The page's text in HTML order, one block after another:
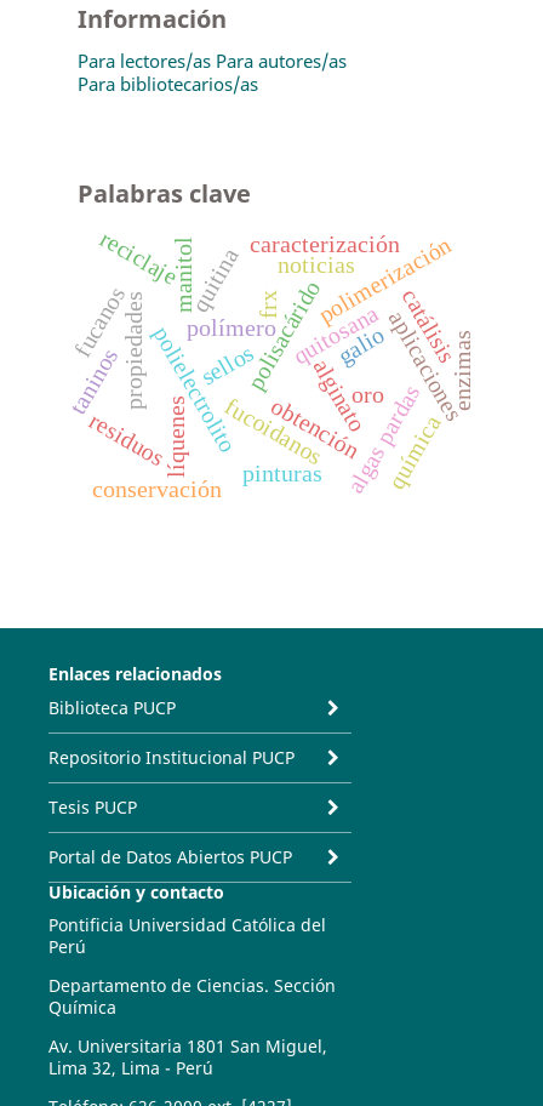
Información
Para lectores/as Para autores/as
Para bibliotecarios/as
Palabras clave
galio
quitosana
quitina
polielectrolitopolisacáridopolimerización
alginato
polímero
caracterización
obtención
propiedades aplicaciones
manitol
algas pardas
fucanos
fucoidanos
sellos
oro
química
noticias
líquenes
taninos
reciclaje
residuos
frx
pinturas
conservación
enzimas
catálisis
Enlaces relacionados
Biblioteca PUCP
Repositorio Institucional PUCP
Tesis PUCP
Portal de Datos Abiertos PUCP
Ubicación y contacto
Pontificia Universidad Católica del
Perú
Departamento de Ciencias. Sección
Química
Av. Universitaria 1801 San Miguel,
Lima 32, Lima - Perú